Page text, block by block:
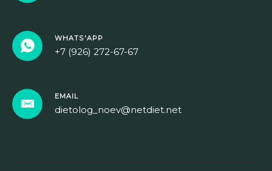
WHATS'APP
+7 (926) 272-67-67
EMAIL
dietolog_noev@netdiet.net